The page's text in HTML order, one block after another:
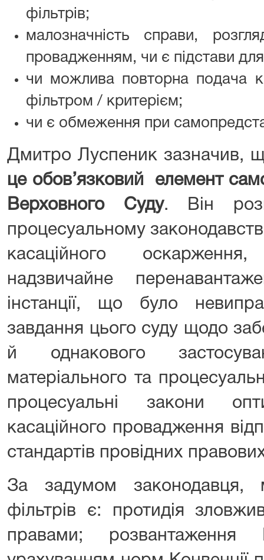
фільтрів;
малозначність справи,
провадженням, чи є підстави
чи можлива повторна подача
фільтром / критерієм;
чи є обмеження при
Дмитро Луспеник зазначив,
це обов’язковий елемент
Верховного Суду. Він
процесуальному
касаційного
надзвичайне
інстанції, що було
завдання цього суду щодо
й однакового
матеріального та
процесуальні закони
касаційного провадження
стандартів провідних
За задумом законодавця,
фільтрів є: протидія
правами;